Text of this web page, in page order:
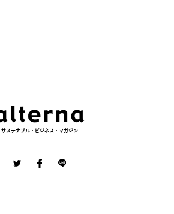
サステナブル・ビジネス・マガジン